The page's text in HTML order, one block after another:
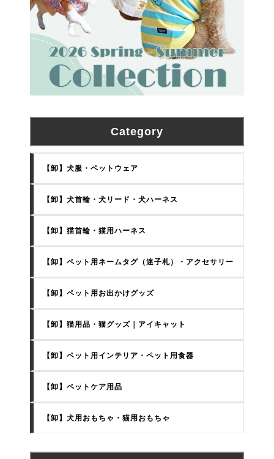
Category
【卸】犬服・ペットウェア
【卸】犬首輪・犬リード・犬ハーネス
【卸】猫首輪・猫用ハーネス
【卸】ペット用ネームタグ（迷子札）・アクセサリー
【卸】ペット用お出かけグッズ
【卸】猫用品・猫グッズ｜アイキャット
【卸】ペット用インテリア・ペット用食器
【卸】ペットケア用品
【卸】犬用おもちゃ・猫用おもちゃ